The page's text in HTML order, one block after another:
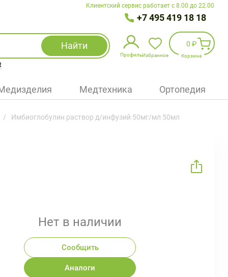
Клиентский сервис работает с 8.00 до 22.00
+7 495 419 18 18
Найти
Профиль
Избранное
Войти
Избранное
0 ₽
Корзина
Медтехника Ортопедия
Имбиоглобулин раствор д/инфузий 50мг/мл 50мл
Нет в наличии
Сообщить
Аналоги